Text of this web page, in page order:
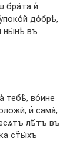
бра́та и҆
до́брѣ,
ны́нѣ въ
тебѣ̀, во́ине
и҆ сама̀,
лѣ́тъ въ
ст҃ы́хъ